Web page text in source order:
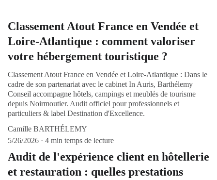
Classement Atout France en Vendée et
Loire-Atlantique : comment valoriser
votre hébergement touristique ?
Classement Atout France en Vendée et Loire-Atlantique : Dans le
cadre de son partenariat avec le cabinet In Auris, Barthélemy
Conseil accompagne hôtels, campings et meublés de tourisme
depuis Noirmoutier. Audit officiel pour professionnels et
particuliers & label Destination d'Excellence.
Camille BARTHÉLEMY
5/26/2026
4 min temps de lecture
Audit de l'expérience client en hôtellerie
et restauration : quelles prestations